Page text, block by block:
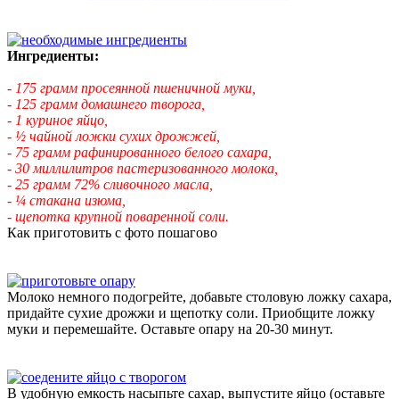
Ингредиенты:
- 175 грамм просеянной пшеничной муки,
- 125 грамм домашнего творога,
- 1 куриное яйцо,
- ½ чайной ложки сухих дрожжей,
- 75 грамм рафинированного белого сахара,
- 30 миллилитров пастеризованного молока,
- 25 грамм 72% сливочного масла,
- ¼ стакана изюма,
- щепотка крупной поваренной соли.
Как приготовить с фото пошагово
Молоко немного подогрейте, добавьте столовую ложку сахара,
придайте сухие дрожжи и щепотку соли. Приобщите ложку
муки и перемешайте. Оставьте опару на 20-30 минут.
В удобную емкость насыпьте сахар, выпустите яйцо (оставьте